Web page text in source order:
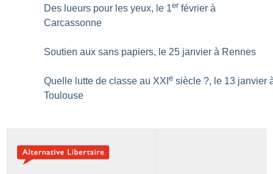
Des lueurs pour les yeux, le 1er février à
Carcassonne
Soutien aux sans papiers, le 25 janvier à Rennes
Quelle lutte de classe au XXIe siècle ?, le 13 janvier
Toulouse